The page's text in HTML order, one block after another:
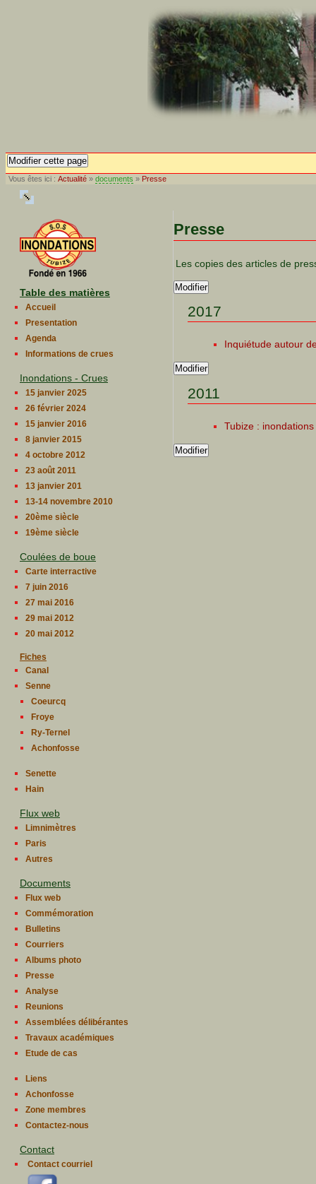
Modifier cette page
Vous êtes ici : Actualité » documents » Presse
Table des matières
Accueil
Presentation
Agenda
Informations de crues
Inondations - Crues
15 janvier 2025
26 février 2024
15 janvier 2016
8 janvier 2015
4 octobre 2012
23 août 2011
13 janvier 201
13-14 novembre 2010
20ème siècle
19ème siècle
Coulées de boue
Carte interractive
7 juin 2016
27 mai 2016
29 mai 2012
20 mai 2012
Fiches
Canal
Senne
Coeurcq
Froye
Ry-Ternel
Achonfosse
Senette
Hain
Flux web
Limnimètres
Paris
Autres
Documents
Flux web
Commémoration
Bulletins
Courriers
Albums photo
Presse
Analyse
Reunions
Assemblées délibérantes
Travaux académiques
Etude de cas
Liens
Achonfosse
Zone membres
Contactez-nous
Contact
Contact courriel
Presse
Les copies des articles de
Modifier
2017
Inquiétude autour
Modifier
2011
Tubize :
Modifier